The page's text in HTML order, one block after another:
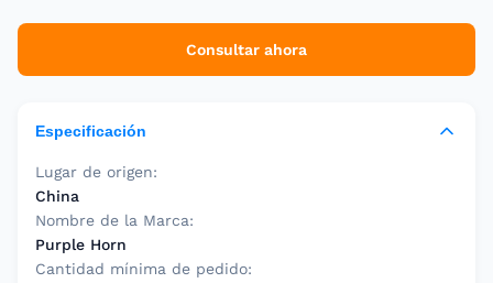
Consultar ahora
Especificación
Lugar de origen:
China
Nombre de la Marca:
Purple Horn
Cantidad mínima de pedido: